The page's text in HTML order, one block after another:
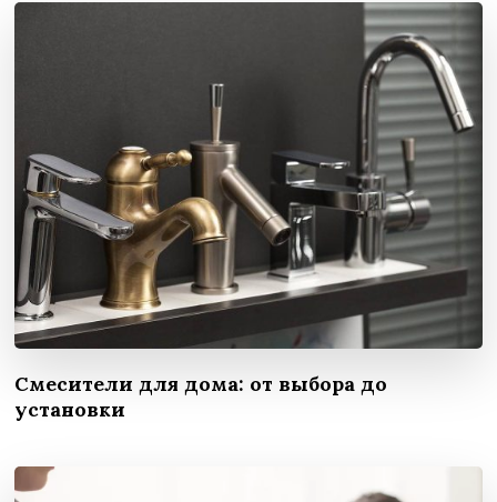
Смесители для дома: от выбора до
установки